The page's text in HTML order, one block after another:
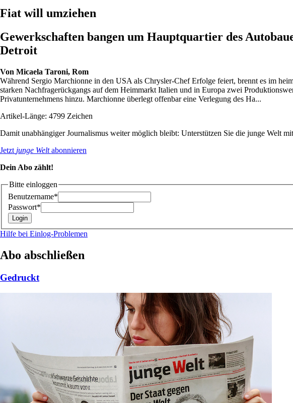
Fiat will umziehen
Gewerkschaften bangen um Hauptquartier des
Detroit
Von Micaela Taroni, Rom
Während Sergio Marchionne in den USA als Chrysler-Chef Erfolge feiert, brennt es im
starken Nachfragerückgangs auf dem Heimmarkt Italien und in Europa zwei
Privatunternehmens hinzu. Marchionne überlegt offenbar eine Verlegung des Ha...
Artikel-Länge: 4799 Zeichen
Damit unabhängiger Journalismus weiter möglich bleibt: Unterstützen Sie die junge Welt
Jetzt junge Weltabonnieren
Dein Abo zählt!
Bitte einloggen
Benutzername*
Passwort*
Hilfe bei Einlog-Problemen
Abo abschließen
Gedruckt